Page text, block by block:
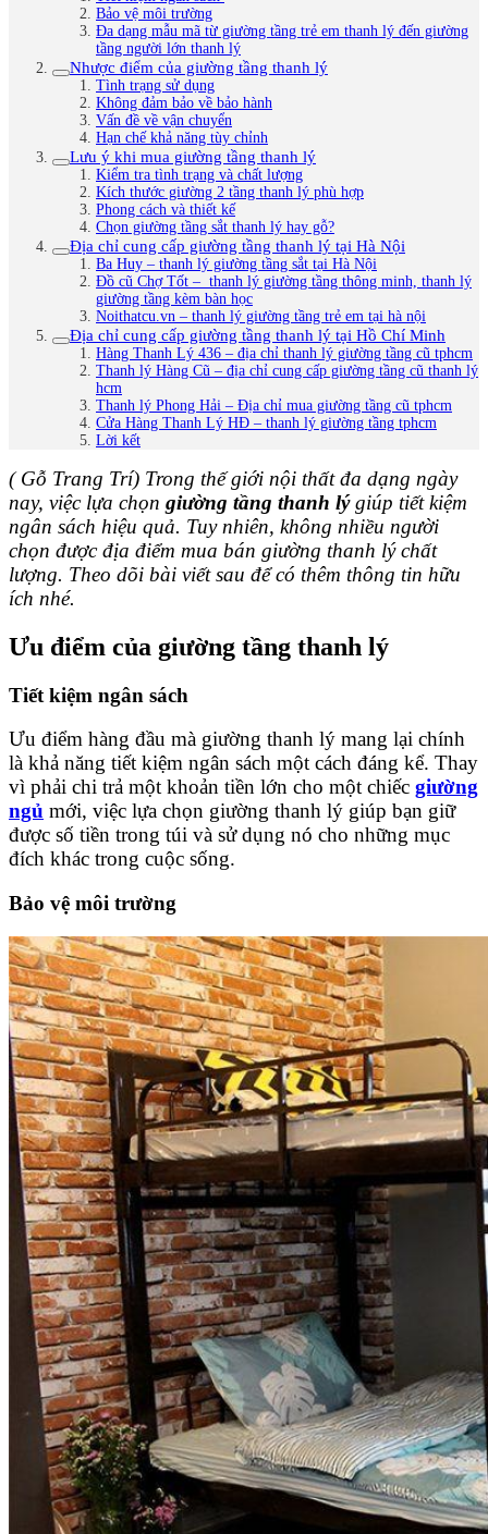
Bảo vệ môi trường
Đa dạng mẫu mã từ giường tầng trẻ em thanh lý đến giường
tầng người lớn thanh lý
Nhược điểm của giường tầng thanh lý
Tình trạng sử dụng
Không đảm bảo về bảo hành
Vấn đề về vận chuyển
Hạn chế khả năng tùy chỉnh
Lưu ý khi mua giường tầng thanh lý
Kiểm tra tình trạng và chất lượng
Kích thước giường 2 tầng thanh lý phù hợp
Phong cách và thiết kế
Chọn giường tầng sắt thanh lý hay gỗ?
Địa chỉ cung cấp giường tầng thanh lý tại Hà Nội
Ba Huy – thanh lý giường tầng sắt tại Hà Nội
Đồ cũ Chợ Tốt – thanh lý giường tầng thông minh, thanh lý
giường tầng kèm bàn học
Noithatcu.vn – thanh lý giường tầng trẻ em tại hà nội
Địa chỉ cung cấp giường tầng thanh lý tại Hồ Chí Minh
Hàng Thanh Lý 436 – địa chỉ thanh lý giường tầng cũ tphcm
Thanh lý Hàng Cũ – địa chỉ cung cấp giường tầng cũ thanh lý
hcm
Thanh lý Phong Hải – Địa chỉ mua giường tầng cũ tphcm
Cửa Hàng Thanh Lý HĐ – thanh lý giường tầng tphcm
Lời kết
( Gỗ Trang Trí) Trong thế giới nội thất đa dạng ngày
nay, việc lựa chọn giường tầng thanh lýgiúp tiết kiệm
ngân sách hiệu quả. Tuy nhiên, không nhiều người
chọn được địa điểm mua bán giường thanh lý chất
lượng. Theo dõi bài viết sau để có thêm thông tin hữu
ích nhé.
Ưu điểm của giường tầng thanh lý
Tiết kiệm ngân sách
Ưu điểm hàng đầu mà giường thanh lý mang lại chính
là khả năng tiết kiệm ngân sách một cách đáng kể. Thay
vì phải chi trả một khoản tiền lớn cho một chiếc giường
ngủ mới, việc lựa chọn giường thanh lý giúp bạn giữ
được số tiền trong túi và sử dụng nó cho những mục
đích khác trong cuộc sống.
Bảo vệ môi trường